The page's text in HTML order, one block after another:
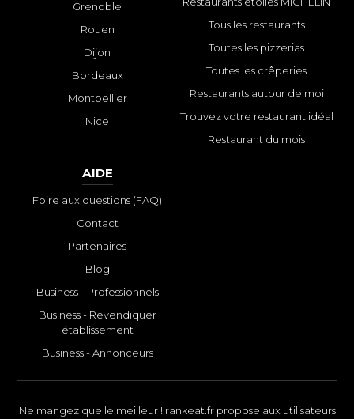
Grenoble
Rouen
Dijon
Bordeaux
Montpellier
Nice
Tous les restaurants
Toutes les pizzerias
Toutes les crêperies
Restaurants autour de moi
Trouvez votre restaurant idéal
Restaurant du mois
AIDE
Foire aux questions (FAQ)
Contact
Partenaires
Blog
Business - Professionnels
Business - Revendiquer
établissement
Business - Annonceurs
Ne mangez que le meilleur ! rankeat.fr propose aux utilisateurs